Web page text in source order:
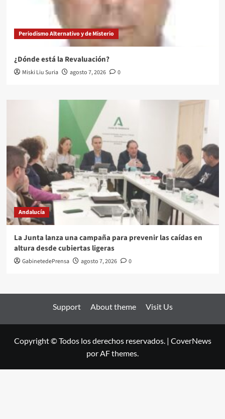
Periodismo Alternativo y de Misterio
¿Dónde está la Revaluación?
Miski Liu Suria agosto 7, 2026 0
Andalucía
La Junta lanza una campaña para prevenir las caídas en
altura desde cubiertas ligeras
GabinetedePrensa agosto 7, 2026 0
Support About theme Visit Us
Copyright © Todos los derechos reservados. | CoverNews
por AF themes.